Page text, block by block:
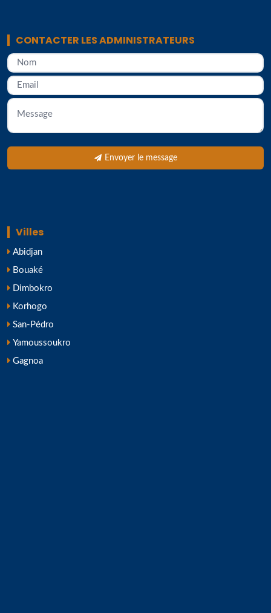
CONTACTER LES ADMINISTRATEURS
Envoyer le message
Villes
Abidjan
Bouaké
Dimbokro
Korhogo
San-Pédro
Yamoussoukro
Gagnoa